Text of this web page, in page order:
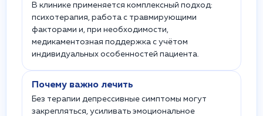
В клинике применяется комплексный подход:
психотерапия, работа с травмирующими
факторами и, при необходимости,
медикаментозная поддержка с учётом
индивидуальных особенностей пациента.
Почему важно лечить
Без терапии депрессивные симптомы могут
закрепляться, усиливать эмоциональное